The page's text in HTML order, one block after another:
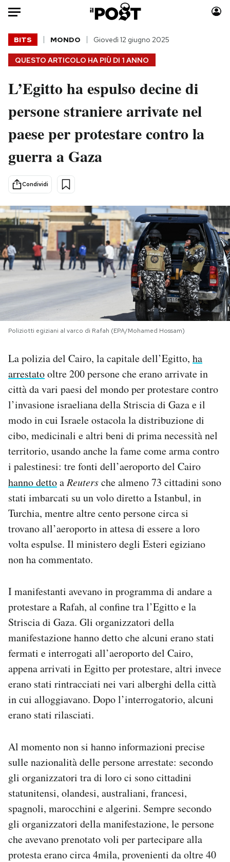
Auto
HOME
Italia
Politica
Tecnologia
Internet
Scienza
Cultura
Economia
Sport
Moda
Consumismi
Storie/Idee
Mondiali calcio 2026
PODCAST
NEWSLETTER
I MIEI PREFERITI
SHOP
CALENDARIO
AREA PERSONALE
Area Personale
Newsletter
Notifiche mobile
Regala il Post
Hai bisogno di aiuto?
Esci
QUESTO ARTICOLO HA PIÙ DI 1 ANNO
BITS MONDO Giovedì 12 giugno 2025
L’Egitto ha espulso decine di
persone straniere arrivate nel
paese per protestare contro la
guerra a Gaza
Condividi
Poliziotti egiziani al varco di Rafah (EPA/Mohamed Hossam)
La polizia del Cairo, la capitale dell’Egitto, ha
arrestatooltre 200 persone che erano arrivate in
città da vari paesi del mondo per protestare contro
l’invasione israeliana della Striscia di Gaza e il
modo in cui Israele ostacola la distribuzione di
cibo, medicinali e altri beni di prima necessità nel
territorio, usando anche la fame come arma contro
i palestinesi: tre fonti dell’aeroporto del Cairo
hanno dettoa Reutersche almeno 73 cittadini sono
stati imbarcati su un volo diretto a Istanbul, in
Turchia, mentre altre cento persone circa si
trovano all’aeroporto in attesa di essere a loro
volta espulse. Il ministero degli Esteri egiziano
non ha commentato.
I manifestanti avevano in programma di andare a
protestare a Rafah, al confine tra l’Egitto e la
Striscia di Gaza. Gli organizzatori della
manifestazione hanno detto che alcuni erano stati
fermati e interrogati all’aeroporto del Cairo,
appena arrivati in Egitto per protestare, altri invece
erano stati rintracciati nei vari alberghi della città
in cui alloggiavano. Dopo l’interrogatorio, alcuni
erano stati rilasciati.
Al momento non si hanno informazioni precise
sulle nazionalità delle persone arrestate: secondo
gli organizzatori tra di loro ci sono cittadini
statunitensi, olandesi, australiani, francesi,
spagnoli, marocchini e algerini. Sempre secondo
gli organizzatori della manifestazione, le persone
che avevano prenotato voli per partecipare alla
protesta erano circa 4mila, provenienti da oltre 40